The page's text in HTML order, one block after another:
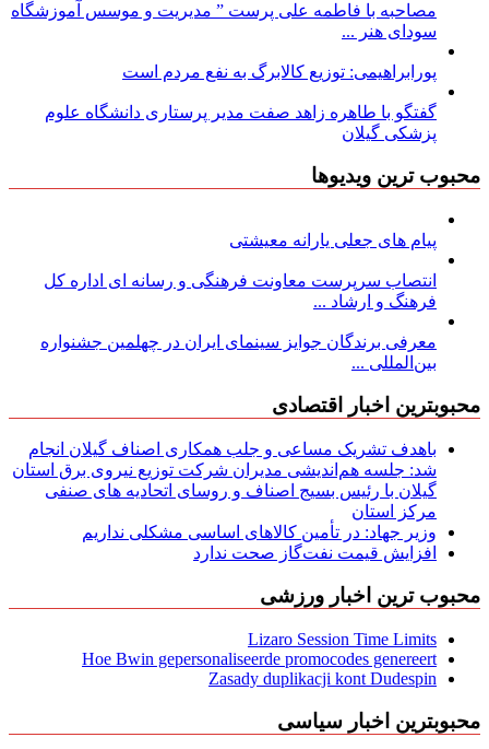
مصاحبه با فاطمه علی پرست ” مدیریت و موسس آموزشگاه
سودای هنر ...
پورابراهیمی: توزیع کالابرگ به نفع مردم است
گفتگو با طاهره زاهد صفت مدیر پرستاری دانشگاه علوم
پزشکی گیلان
محبوب ترین ویدیوها
پیام های جعلی یارانه معیشتی
انتصاب سرپرست معاونت فرهنگی و رسانه ای اداره کل
فرهنگ و ارشاد ...
معرفی برندگان جوایز سینمای ایران در چهلمین جشنواره
بین‌المللی ...
محبوبترین اخبار اقتصادی
باهدف تشریک مساعی و جلب همکاری اصناف گیلان انجام
شد: جلسه هم‌اندیشی مدیران شركت توزیع نیروی برق استان
گیلان با رئیس بسیج اصناف و روسای اتحادیه های صنفی
مركز استان
وزیر جهاد: در تأمین کالاهای اساسی مشکلی نداریم
افزایش قیمت نفت‌گاز صحت ندارد
محبوب ترین اخبار ورزشی
Lizaro Session Time Limits
Hoe Bwin gepersonaliseerde promocodes genereert
Zasady duplikacji kont Dudespin
محبوبترین اخبار سیاسی